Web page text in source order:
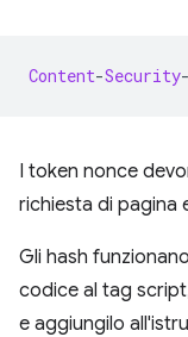
Content-Security-
I token nonce
richiesta di pagina
Gli hash
codice al tag
e aggiungilo